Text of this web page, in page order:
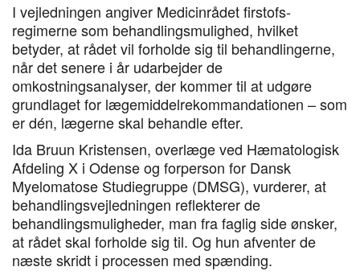
I vejledningen angiver Medicinrådet firstofs-
regimerne som behandlingsmulighed, hvilket
betyder, at rådet vil forholde sig til behandlingerne,
når det senere i år udarbejder de
omkostningsanalyser, der kommer til at udgøre
grundlaget for lægemiddelrekommandationen – som
er dén, lægerne skal behandle efter.
Ida Bruun Kristensen, overlæge ved Hæmatologisk
Afdeling X i Odense og forperson for Dansk
Myelomatose Studiegruppe (DMSG), vurderer, at
behandlingsvejledningen reflekterer de
behandlingsmuligheder, man fra faglig side ønsker,
at rådet skal forholde sig til. Og hun afventer de
næste skridt i processen med spænding.